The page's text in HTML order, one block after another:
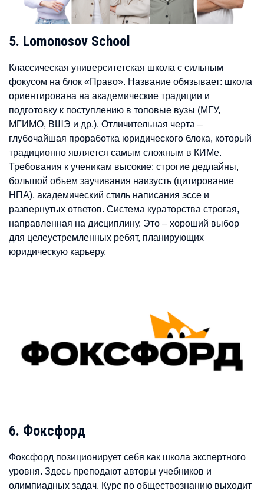
5. Lomonosov School
Классическая университетская школа с сильным
фокусом на блок «Право». Название обязывает: школа
ориентирована на академические традиции и
подготовку к поступлению в топовые вузы (МГУ,
МГИМО, ВШЭ и др.). Отличительная черта –
глубочайшая проработка юридического блока, который
традиционно является самым сложным в КИМе.
Требования к ученикам высокие: строгие дедлайны,
большой объем заучивания наизусть (цитирование
НПА), академический стиль написания эссе и
развернутых ответов. Система кураторства строгая,
направленная на дисциплину. Это – хороший выбор
для целеустремленных ребят, планирующих
юридическую карьеру.
6. Фоксфорд
Фоксфорд позиционирует себя как школа экспертного
уровня. Здесь преподают авторы учебников и
олимпиадных задач. Курс по обществознанию выходит